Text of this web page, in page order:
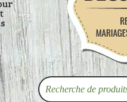
RANGEMENTS